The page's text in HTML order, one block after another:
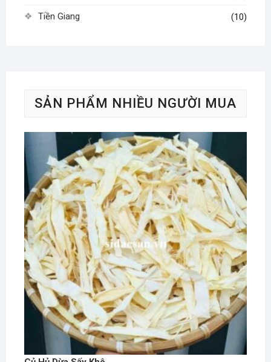
Tiền Giang (10)
SẢN PHẨM NHIỀU NGƯỜI MUA